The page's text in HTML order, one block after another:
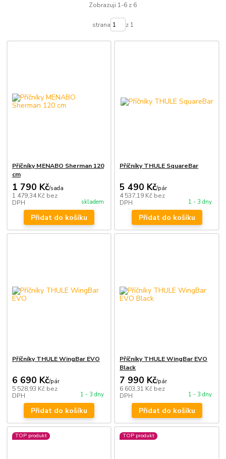
Zobrazuji 1-6 z 6
strana z 1
Příčníky MENABO Sherman 120
cm
1 790 Kč/sada
1 479,34 Kč bez
DPH
skladem
Přidat do košíku
Příčníky THULE SquareBar
5 490 Kč/pár
4 537,19 Kč bez
DPH
1 - 3 dny
Přidat do košíku
Příčníky THULE WingBar EVO
6 690 Kč/pár
5 528,93 Kč bez
DPH
1 - 3 dny
Přidat do košíku
Příčníky THULE WingBar EVO
Black
7 990 Kč/pár
6 603,31 Kč bez
DPH
1 - 3 dny
Přidat do košíku
TOP produkt TOP produkt